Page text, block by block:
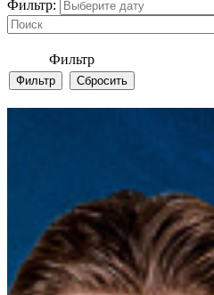
Фильтр:
Фильтр